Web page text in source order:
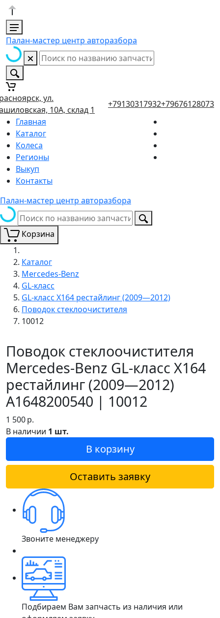
Палан-мастер центр авторазбора
ул.
10А, склад 1
+79130317932+79676128073
Главная
Каталог
Колеса
Регионы
Выкуп
Контакты
Палан-мастер центр авторазбора
Корзина
Каталог
Mercedes-Benz
GL-класс
GL-класс X164 рестайлинг (2009—2012)
Поводок стеклоочистителя
10012
Поводок стеклоочистителя
Mercedes-Benz GL-класс X164
рестайлинг (2009—2012)
A1648200540 | 10012
1 500р.
В наличии 1 шт.
В корзину
Оставить заявку
Звоните менеджеру
Подбираем Вам запчасть из наличия или